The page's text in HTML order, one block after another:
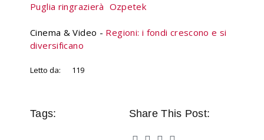
Puglia ringrazierà Ozpetek
Cinema & Video - Regioni: i fondi crescono e si
diversificano
Letto da: 119
Tags: Share This Post: